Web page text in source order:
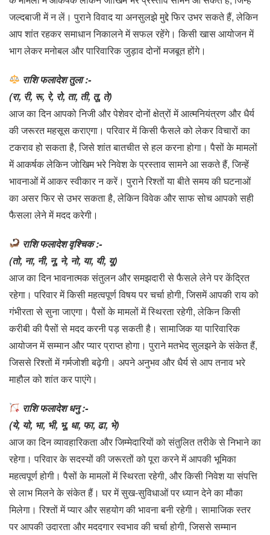
जल्दबाजी में न लें। पुराने विवाद या अनसुलझे मुद्दे फिर उभर सकते हैं, लेकिन
आप शांत रहकर समाधान निकालने में सफल रहेंगे। किसी खास आयोजन में
भाग लेकर मनोबल और पारिवारिक जुड़ाव दोनों मजबूत होंगे।
राशि फलादेश तुला :-
(रा, री, रू, रे, रो, ता, ती, तू, ते)
आज का दिन आपको निजी और पेशेवर दोनों क्षेत्रों में आत्मनियंत्रण और धैर्य
की जरूरत महसूस कराएगा। परिवार में किसी फैसले को लेकर विचारों का
टकराव हो सकता है, जिसे शांत बातचीत से हल करना होगा। पैसों के मामलों
में आकर्षक लेकिन जोखिम भरे निवेश के प्रस्ताव सामने आ सकते हैं, जिन्हें
भावनाओं में आकर स्वीकार न करें। पुराने रिश्तों या बीते समय की घटनाओं
का असर फिर से उभर सकता है, लेकिन विवेक और साफ सोच आपको सही
फैसला लेने में मदद करेगी।
राशि फलादेश वृश्चिक :-
(तो, ना, नी, नू, ने, नो, या, यी, यू)
आज का दिन भावनात्मक संतुलन और समझदारी से फैसले लेने पर केंद्रित
रहेगा। परिवार में किसी महत्वपूर्ण विषय पर चर्चा होगी, जिसमें आपकी राय को
गंभीरता से सुना जाएगा। पैसों के मामलों में स्थिरता रहेगी, लेकिन किसी
करीबी की पैसों से मदद करनी पड़ सकती है। सामाजिक या पारिवारिक
आयोजन में सम्मान और प्यार प्राप्त होगा। पुराने मतभेद सुलझने के संकेत हैं,
जिससे रिश्तों में गर्मजोशी बढ़ेगी। अपने अनुभव और धैर्य से आप तनाव भरे
माहौल को शांत कर पाएंगे।
राशि फलादेश धनु :-
(ये, यो, भा, भी, भू, धा, फा, ढा, भे)
आज का दिन व्यावहारिकता और जिम्मेदारियों को संतुलित तरीके से निभाने का
रहेगा। परिवार के सदस्यों की जरूरतों को पूरा करने में आपकी भूमिका
महत्वपूर्ण होगी। पैसों के मामलों में स्थिरता रहेगी, और किसी निवेश या संपत्ति
से लाभ मिलने के संकेत हैं। घर में सुख-सुविधाओं पर ध्यान देने का मौका
मिलेगा। रिश्तों में प्यार और सहयोग की भावना बनी रहेगी। सामाजिक स्तर
पर आपकी उदारता और मददगार स्वभाव की चर्चा होगी, जिससे सम्मान